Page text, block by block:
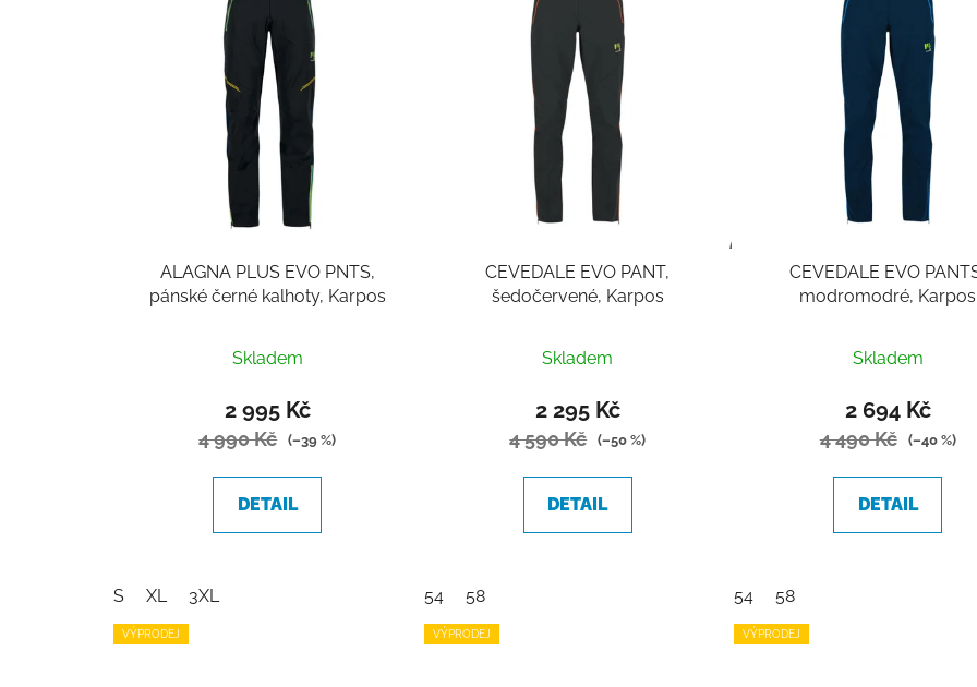
ALAGNA PLUS EVO PNTS,
pánské černé kalhoty, Karpos
Skladem
2 995 Kč
4 990 Kč (–39 %)
DETAIL
S XL 3XL
CEVEDALE EVO PANT,
šedočervené, Karpos
Skladem
2 295 Kč
4 590 Kč (–50 %)
DETAIL
54 58
CEVEDALE EVO
modromodré, Karpos
Skladem
2 694 Kč
4 490 Kč (–40 %)
DETAIL
54 58
VÝPRODEJ VÝPRODEJ VÝPRODEJ